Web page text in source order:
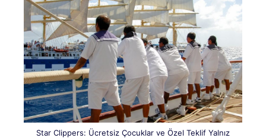
Star Clippers: Ücretsiz Çocuklar ve Özel Teklif Yalnız